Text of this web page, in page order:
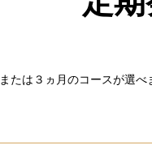
たは３ヵ月のコースが選